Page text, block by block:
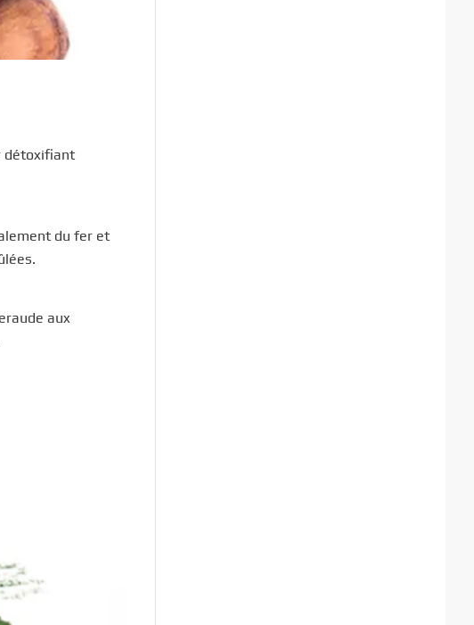
détoxifiant
du fer et
aux